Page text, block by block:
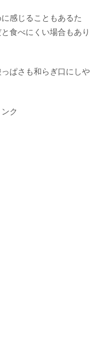
感じることもあるた
食べにくい場合もあり
ぱさも和らぎ口にしや
ク